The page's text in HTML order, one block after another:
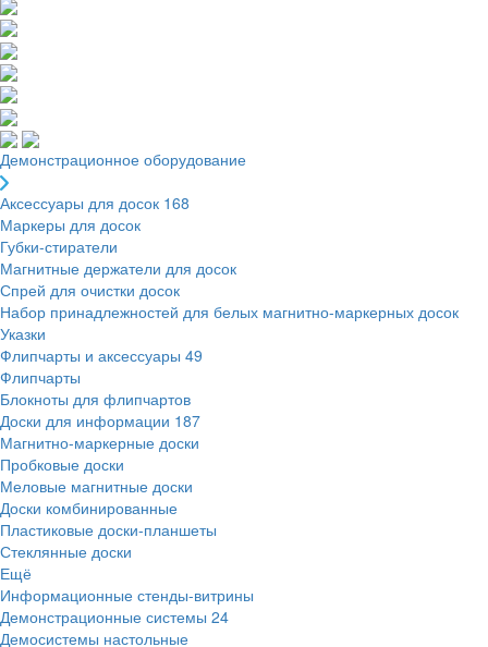
Демонстрационное оборудование
Аксессуары для досок 168
Маркеры для досок
Губки-стиратели
Магнитные держатели для досок
Спрей для очистки досок
Набор принадлежностей для белых магнитно-маркерных досок
Указки
Флипчарты и аксессуары 49
Флипчарты
Блокноты для флипчартов
Доски для информации 187
Магнитно-маркерные доски
Пробковые доски
Меловые магнитные доски
Доски комбинированные
Пластиковые доски-планшеты
Стеклянные доски
Ещё
Информационные стенды-витрины
Демонстрационные системы 24
Демосистемы настольные